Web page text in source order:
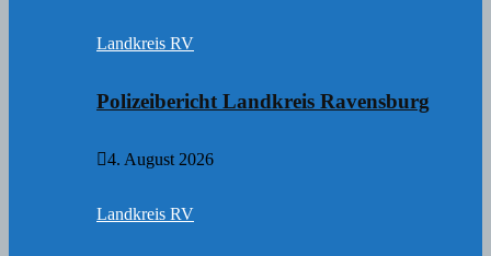
Landkreis RV
Polizeibericht Landkreis Ravensburg
4. August 2026
Landkreis RV